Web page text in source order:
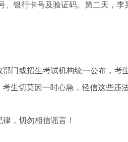
、银行卡号及验证码。第二天，李
或招生考试机构统一公布，考
考生切莫因一时心急，轻信这些违
，切勿相信谣言！